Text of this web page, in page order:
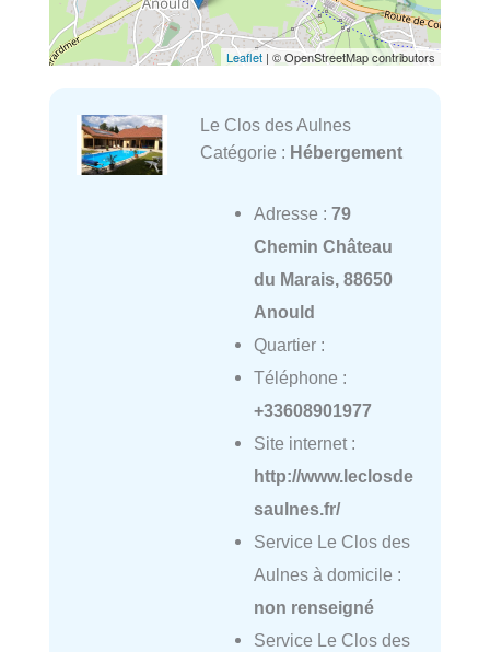
Leaflet | © OpenStreetMap contributors
Le Clos des Aulnes
Catégorie : Hébergement
Adresse : 79
Chemin Château
du Marais, 88650
Anould
Quartier :
Téléphone :
+33608901977
Site internet :
http://www.leclosde
saulnes.fr/
Service Le Clos des
Aulnes à domicile :
non renseigné
Service Le Clos des